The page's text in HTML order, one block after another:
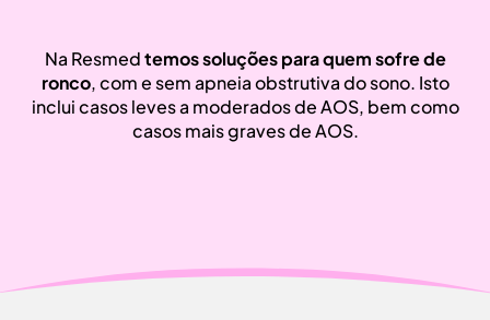
Na Resmedtemos soluções para quem sofre de
ronco, com e sem apneia obstrutiva do sono. Isto
inclui casos leves a moderados de AOS, bem como
casos mais graves de AOS.